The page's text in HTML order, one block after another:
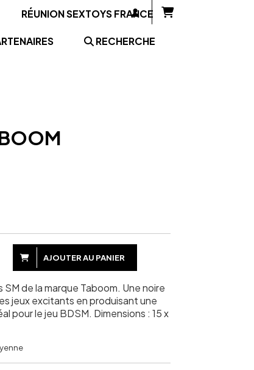
RÉUNION SEXTOYS FRANCE
RECHERCHE
AJOUTER AU PANIER
de la marque Taboom. Une noire
jeux excitants en produisant une
pour le jeu BDSM. Dimensions : 15 x